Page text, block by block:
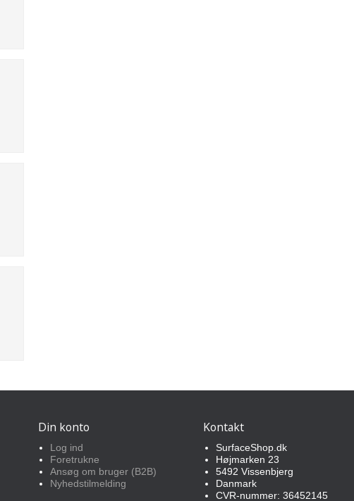
Din konto
Log ind
Foretrukne
Ansøg om bruger (B2B)
Nyhedstilmelding
Kontakt
SurfaceShop.dk
Højmarken 23
5492 Vissenbjerg
Danmark
CVR-nummer: 36452145